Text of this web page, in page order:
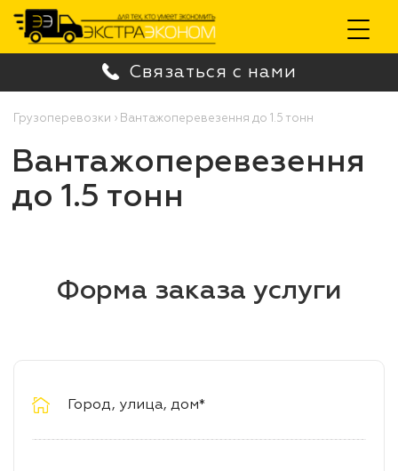
Toggle
navigation
Связаться с нами
Грузоперевозки › Вантажоперевезення до 1.5 тонн
Вантажоперевезення
до 1.5 тонн
Форма заказа услуги